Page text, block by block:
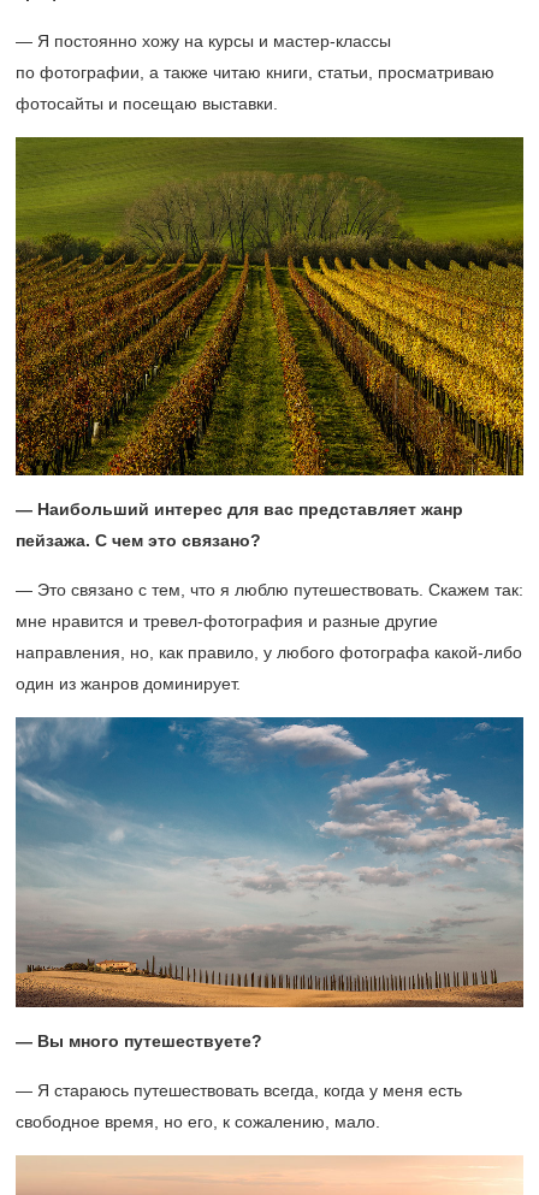
— Я постоянно хожу на курсы и мастер-классы
по фотографии, а также читаю книги, статьи, просматриваю
фотосайты и посещаю выставки.
— Наибольший интерес для вас представляет жанр
пейзажа. С чем это связано?
— Это связано с тем, что я люблю путешествовать. Скажем так:
мне нравится и тревел-фотография и разные другие
направления, но, как правило, у любого фотографа какой-либо
один из жанров доминирует.
— Вы много путешествуете?
— Я стараюсь путешествовать всегда, когда у меня есть
свободное время, но его, к сожалению, мало.